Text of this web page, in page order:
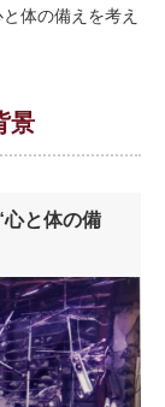
体の備えを考え
景
心と体の備